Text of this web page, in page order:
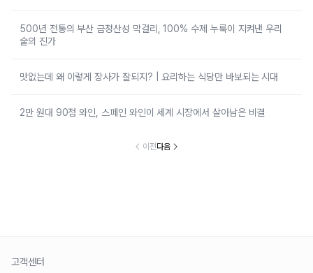
500년 전통의 부산 금정산성 막걸리, 100% 수제 누룩이 지켜낸 우리
술의 진가
맛없는데 왜 이렇게 장사가 잘되지? | 요리하는 식당만 바보되는 시대
2만 원대 90점 와인, 스페인 와인이 세계 시장에서 살아남은 비결
이전다음
고객센터